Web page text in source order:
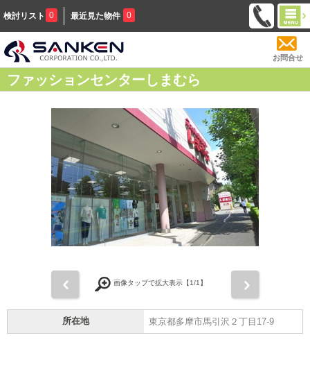
検討リスト 0 最近見た物件 0
お問合せ
ファッションセンターしまむら
画像タップで拡大表示【1/1】
所在地 東京都多摩市馬引沢２丁目17-9